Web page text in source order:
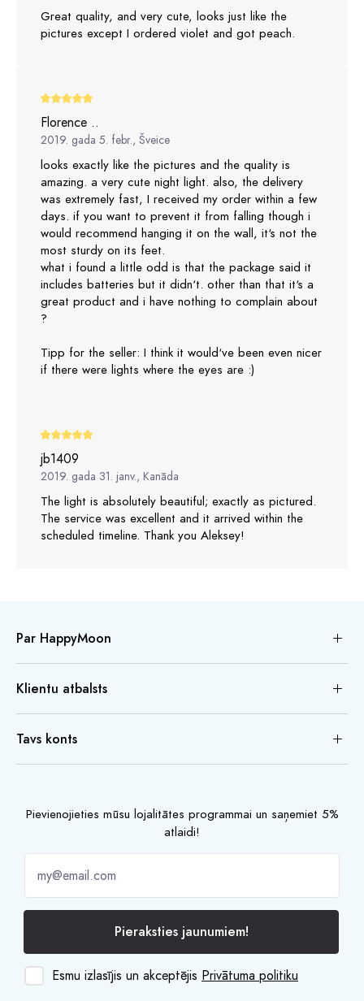
Great quality, and very cute, looks just like the
pictures except I ordered violet and got peach.
Florence ..
2019. gada 5. febr., Šveice
looks exactly like the pictures and the quality is
amazing. a very cute night light. also, the delivery
was extremely fast, I received my order within a few
days. if you want to prevent it from falling though i
would recommend hanging it on the wall, it‘s not the
most sturdy on its feet.
what i found a little odd is that the package said it
includes batteries but it didn‘t. other than that it‘s a
great product and i have nothing to complain about
?
Tipp for the seller: I think it would‘ve been even nicer
if there were lights where the eyes are :)
jb1409
2019. gada 31. janv., Kanāda
The light is absolutely beautiful; exactly as pictured.
The service was excellent and it arrived within the
scheduled timeline. Thank you Aleksey!
Par HappyMoon
Klientu atbalsts
Tavs konts
Pievienojieties mūsu lojalitātes programmai un saņemiet 5%
atlaidi!
Pieraksties jaunumiem!
Esmu izlasījis un akceptējis Privātuma politiku